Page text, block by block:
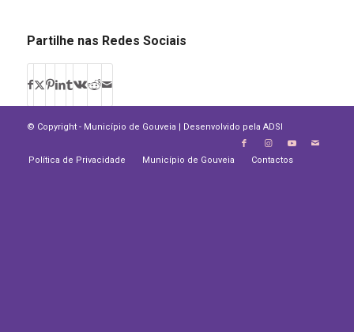
Partilhe nas Redes Sociais
© Copyright - Município de Gouveia | Desenvolvido pela ADSI
Política de Privacidade Município de Gouveia Contactos